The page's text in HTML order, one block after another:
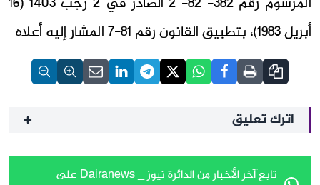
أبريل 1983)، بتطبيق القانون رقم 81-7 المشار إليه أعلاه
اترك تعليق
تابع آخر الأخبار من الدائرة نيوز _ Dairanews على